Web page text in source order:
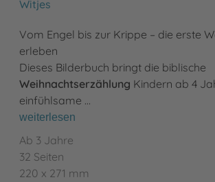
Witjes
Vom Engel bis zur Krippe – die erste
erleben
Dieses Bilderbuch bringt die biblische
Weihnachtserzählung Kindern ab 4
einfühlsame …
weiterlesen
Ab 3 Jahre
32 Seiten
220 x 271 mm